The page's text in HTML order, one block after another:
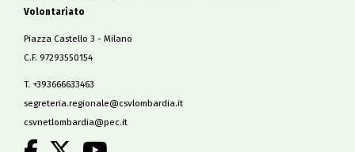
Volontariato
Piazza Castello 3 - Milano
C.F. 97293550154
T. +393666633463
segreteria.regionale@csvlombardia.it
csvnetlombardia@pec.it